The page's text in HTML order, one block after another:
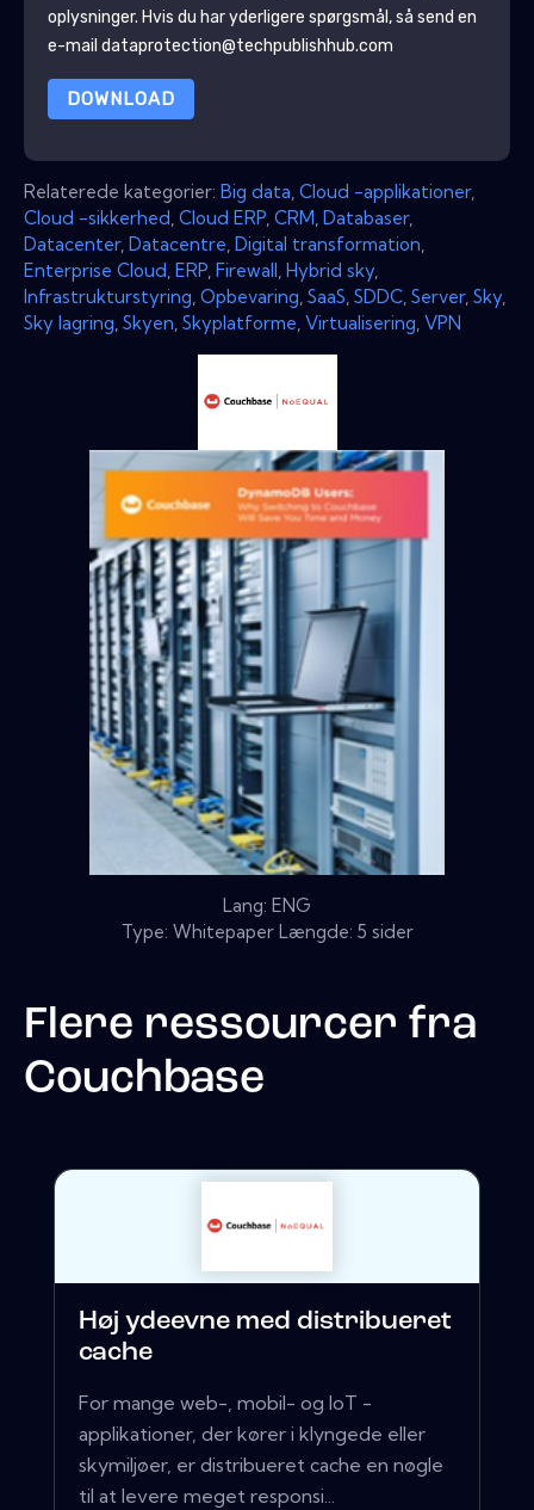
oplysninger. Hvis du har yderligere spørgsmål, så send en
e-mail dataprotection@techpublishhub.com
DOWNLOAD
Relaterede kategorier: Big data Cloud -applikationer,
Cloud -sikkerhed Cloud ERP CRM Databaser,
Datacenter, Datacentre Digital transformation
Enterprise Cloud ERP Firewall Hybrid sky
Infrastrukturstyring Opbevaring SaaS SDDC Server, Sky
Sky lagring Skyen Skyplatforme Virtualisering VPN
Lang: ENG
Type: Whitepaper Længde: 5 sider
Flere ressourcer fra
Couchbase
Høj ydeevne med distribueret
cache
For mange web-, mobil- og IoT -
applikationer, der kører i klyngede eller
skymiljøer, er distribueret cache en nøgle
til at levere meget responsi...